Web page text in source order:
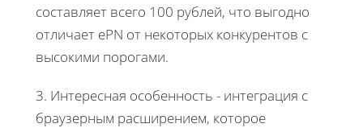
составляет всего 100 рублей, что выгодно
отличает ePN от некоторых конкурентов с
высокими порогами.
3. Интересная особенность - интеграция с
браузерным расширением, которое